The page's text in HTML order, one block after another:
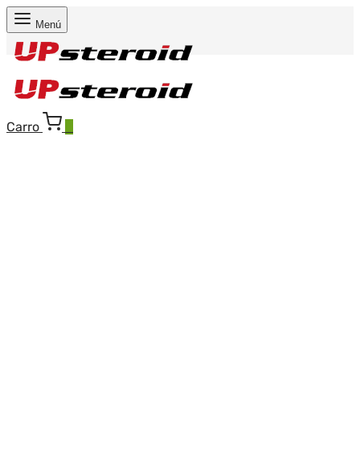
Menú
Carro